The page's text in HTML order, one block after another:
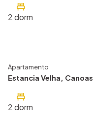
2dorm
715
Apartamento
Estancia Velha, Canoas
2dorm